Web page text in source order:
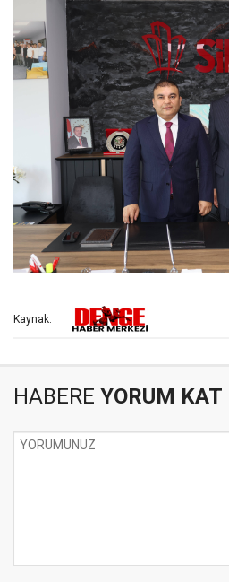
Kaynak:
HABERE YORUM KAT